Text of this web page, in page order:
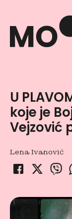
U
koje je
Vejzović
Lena Ivanović